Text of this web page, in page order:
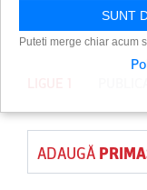
celor de
ADAUGĂ
SUNT
Puteti merge chiar acum